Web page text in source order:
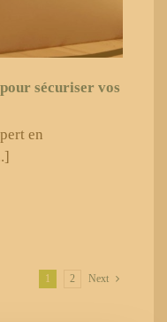
sécuriser vos
en
1 2 Next